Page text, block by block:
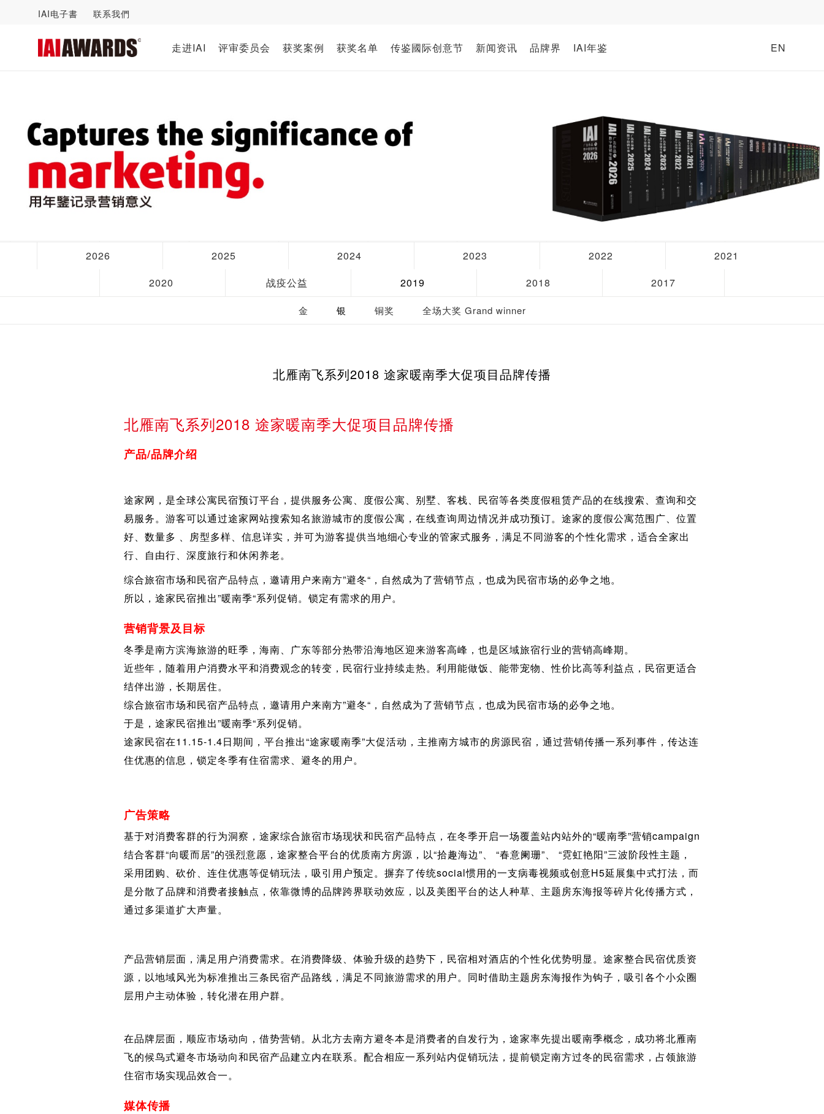
IAI电子書 联系我們
走进IAI 评审委员会 获奖案例 获奖名单 传鉴國际创意节 新闻资讯 品牌界 IAI年鉴 EN
2026 2025 2024 2023 2022
2021
2020
战疫公益 2019 2018 2017
金 银 铜奖 全场大奖 Grand winner
北雁南飞系列2018 途家暖南季大促项目品牌传播
北雁南飞系列2018 途家暖南季大促项目品牌传播
产品/品牌介绍
途家网，是全球公寓民宿预订平台，提供服务公寓、度假公寓、别墅、客栈、民宿等各类度假租赁产品的在线搜索、查询和交
易服务。游客可以通过途家网站搜索知名旅游城市的度假公寓，在线查询周边情况并成功预订。途家的度假公寓范围广、位置
好、数量多 、房型多样、信息详实，并可为游客提供当地细心专业的管家式服务，满足不同游客的个性化需求，适合全家出
行、自由行、深度旅行和休闲养老。
综合旅宿市场和民宿产品特点，邀请用户来南方”避冬“，自然成为了营销节点，也成为民宿市场的必争之地。
所以，途家民宿推出”暖南季“系列促销。锁定有需求的用户。
营销背景及目标
冬季是南方滨海旅游的旺季，海南、广东等部分热带沿海地区迎来游客高峰，也是区域旅宿行业的营销高峰期。
近些年，随着用户消费水平和消费观念的转变，民宿行业持续走热。利用能做饭、能带宠物、性价比高等利益点，民宿更适合
结伴出游，长期居住。
综合旅宿市场和民宿产品特点，邀请用户来南方”避冬“，自然成为了营销节点，也成为民宿市场的必争之地。
于是，途家民宿推出”暖南季“系列促销。
途家民宿在11.15-1.4日期间，平台推出“途家暖南季”大促活动，主推南方城市的房源民宿，通过营销传播一系列事件，传达连
住优惠的信息，锁定冬季有住宿需求、避冬的用户。
广告策略
基于对消费客群的行为洞察，途家综合旅宿市场现状和民宿产品特点，在冬季开启一场覆盖站内站外的“暖南季”营销campaign
结合客群“向暖而居”的强烈意愿，途家整合平台的优质南方房源，以“拾趣海边”、 “春意阑珊”、 “霓虹艳阳”三波阶段性主题，
采用团购、砍价、连住优惠等促销玩法，吸引用户预定。摒弃了传统social惯用的一支病毒视频或创意H5延展集中式打法，而
是分散了品牌和消费者接触点，依靠微博的品牌跨界联动效应，以及美图平台的达人种草、主题房东海报等碎片化传播方式，
通过多渠道扩大声量。
产品营销层面，满足用户消费需求。在消费降级、体验升级的趋势下，民宿相对酒店的个性化优势明显。途家整合民宿优质资
源，以地域风光为标准推出三条民宿产品路线，满足不同旅游需求的用户。同时借助主题房东海报作为钩子，吸引各个小众圈
层用户主动体验，转化潜在用户群。
在品牌层面，顺应市场动向，借势营销。从北方去南方避冬本是消费者的自发行为，途家率先提出暖南季概念，成功将北雁南
飞的候鸟式避冬市场动向和民宿产品建立内在联系。配合相应一系列站内促销玩法，提前锁定南方过冬的民宿需求，占领旅游
住宿市场实现品效合一。
媒体传播